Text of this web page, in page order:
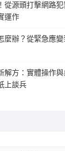
從源頭打擊網路
運作
麼辦？從緊急應
解方：實體操作與
上談兵